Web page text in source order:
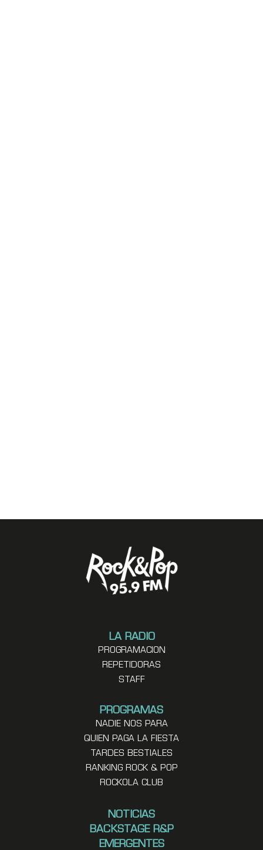
LA RADIO
PROGRAMACION
REPETIDORAS
STAFF
PROGRAMAS
NADIE NOS PARA
QUIEN PAGA LA FIESTA
TARDES BESTIALES
RANKING ROCK & POP
ROCKOLA CLUB
NOTICIAS
BACKSTAGE R&P
EMERGENTES